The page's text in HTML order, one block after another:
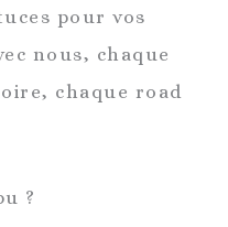
pour vos
nous, chaque
chaque road
?